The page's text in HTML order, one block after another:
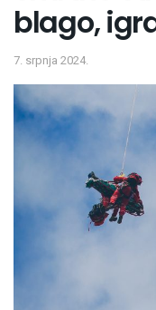
blago,
7. srpnja 2024.